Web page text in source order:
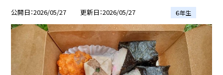
公開日 2026/05/27 更新日 2026/05/27 ６年生